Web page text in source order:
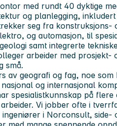
med rundt 40 dyktige
og planlegging,
seg fra konstruksjons-
og automasjon, til
samt integrerte
arbeider med prosjekt-
små.
av geografi og fag, noe
og internasjonal
spesialistkunnskap på
Vi jobber ofte i
i Norconsult, side-